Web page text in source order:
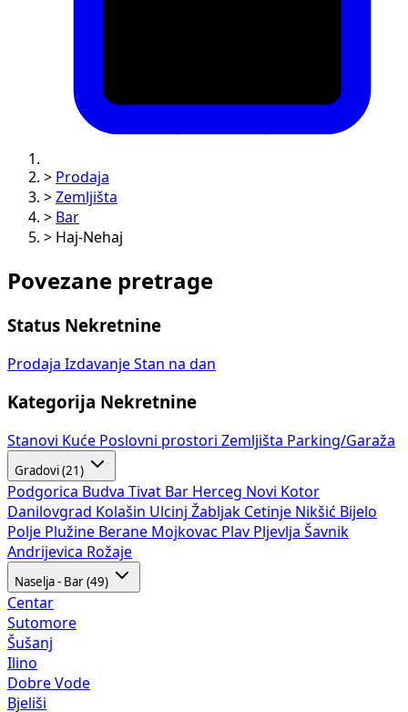
> Prodaja
> Zemljišta
> Bar
> Haj-Nehaj
Povezane pretrage
Status Nekretnine
Prodaja Izdavanje Stan na dan
Kategorija Nekretnine
Stanovi Kuće Poslovni prostori Zemljišta Parking/Garaža
Gradovi (21)
Podgorica Budva Tivat Bar Herceg Novi Kotor
Danilovgrad Kolašin Ulcinj Žabljak Cetinje Nikšić Bijelo
Polje Plužine Berane Mojkovac Plav Pljevlja Šavnik
Andrijevica Rožaje
Naselja - Bar (49)
Centar
Sutomore
Šušanj
Ilino
Dobre Vode
Bjeliši